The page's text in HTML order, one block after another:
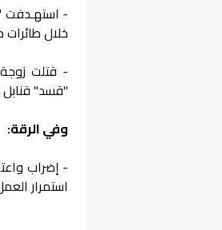
- استهـدفت
خلال
- قتلت زوجة
"قسد" قنابل
وفي الرقة:
استمرار العمل